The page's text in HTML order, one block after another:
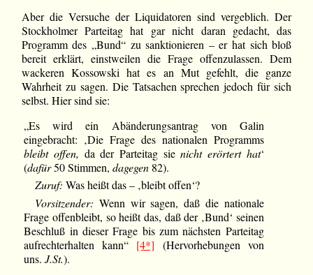
Aber die Versuche der Liquidatoren sind vergeblich. Der
Stockholmer Parteitag hat gar nicht daran gedacht, das
Programm des „Bund“ zu sanktionieren – er hat sich bloß
bereit erklärt, einstweilen die Frage offenzulassen. Dem
wackeren Kossowski hat es an Mut gefehlt, die ganze
Wahrheit zu sagen. Die Tatsachen sprechen jedoch für sich
selbst. Hier sind sie:
„Es wird ein Abänderungsantrag von Galin
eingebracht: ‚Die Frage des nationalen Programms
bleibt offen, da der Parteitag sienicht erörtert hat‘
(dafür50 Stimmen,dagegen 82).
Zuruf: Was heißt das – ‚bleibt offen‘?
Vorsitzender: Wenn wir sagen, daß die nationale
Frage offenbleibt, so heißt das, daß der ‚Bund‘ seinen
Beschluß in dieser Frage bis zum nächsten Parteitag
aufrechterhalten kann“ [4*] (Hervorhebungen von
uns.J.St.).